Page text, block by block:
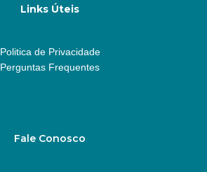
Links Úteis
Politica de Privacidade
Perguntas Frequentes
Fale Conosco